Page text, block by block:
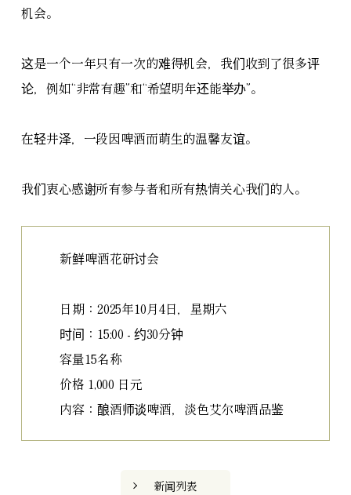
机会。
这是一个一年只有一次的难得机会，我们收到了很多评
论，例如“非常有趣”和“希望明年还能举办”。
在轻井泽，一段因啤酒而萌生的温馨友谊。
我们衷心感谢所有参与者和所有热情关心我们的人。
新鲜啤酒花研讨会
日期：2025年10月4日，星期六
时间：15:00 - 约30分钟
容量15名称
价格 1,000 日元
内容：酿酒师谈啤酒，淡色艾尔啤酒品鉴
新闻列表